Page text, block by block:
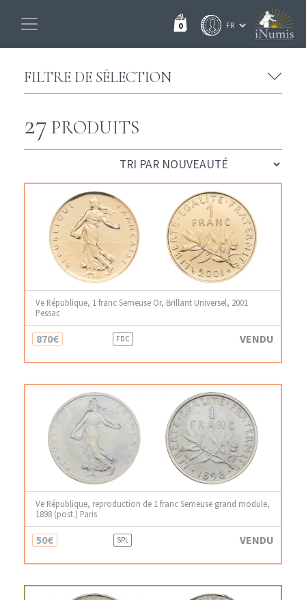
0
FILTRE DE SÉLECTION
27 PRODUITS
Ve République, 1 franc Semeuse Or, Brillant Universel, 2001
Pessac
870€ FDC VENDU
Ve République, reproduction de 1 franc Semeuse grand module,
1898 (post.) Paris
50€ SPL VENDU